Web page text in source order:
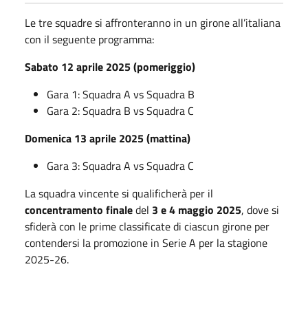
Le tre squadre si affronteranno in un girone all’italiana
con il seguente programma:
Sabato 12 aprile 2025 (pomeriggio)
Gara 1: Squadra A vs Squadra B
Gara 2: Squadra B vs Squadra C
Domenica 13 aprile 2025 (mattina)
Gara 3: Squadra A vs Squadra C
La squadra vincente si qualificherà per il
concentramento finaledel 3 e 4 maggio 2025, dove si
sfiderà con le prime classificate di ciascun girone per
contendersi la promozione in Serie A per la stagione
2025-26.